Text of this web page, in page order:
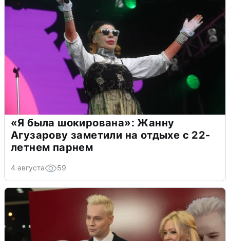
«Я была шокирована»: Жанну
Агузарову заметили на отдыхе с 22-
летнем парнем
4 августа 59